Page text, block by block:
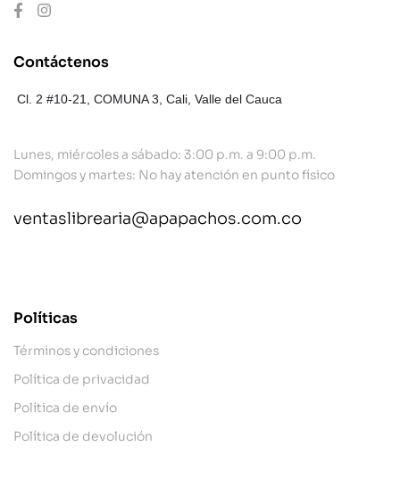
Contáctenos
Cl. 2 #10-21, COMUNA 3, Cali, Valle del Cauca
Lunes, miércoles a sábado: 3:00 p.m. a 9:00 p.m.
Domingos y martes: No hay atención en punto físico
ventaslibrearia@apapachos.com.co
Políticas
Términos y condiciones
Política de privacidad
Política de envío
Política de devolución